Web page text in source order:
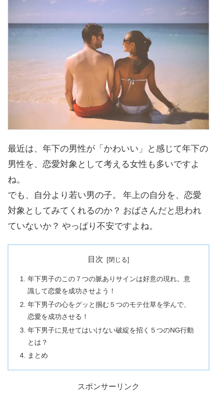
最近は、年下の男性が「かわいい」と感じて年下の
男性を、恋愛対象として考える女性も多いですよ
ね。
でも、自分より若い男の子。
年上の自分を、恋愛
対象としてみてくれるのか？ おばさんだと思われ
ていないか？ やっぱり不安ですよね。
目次
年下男子のこの７つの脈ありサインは好意の現れ。意
識して恋愛を成功させよう！
年下男子の心をグッと掴む５つのモテ仕草を学んで、
恋愛を成功させる！
年下男子に見せてはいけない破綻を招く５つのNG行動
とは？
まとめ
スポンサーリンク